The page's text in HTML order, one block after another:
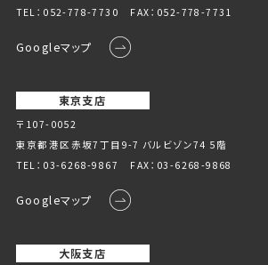
TEL： 052-778-7730 FAX：052-778-7731
Googleマップ
東京支店
〒107-0052
東京都港区赤坂7丁目9-7 バルビゾン74 5階
TEL： 03-6268-9867 FAX：03-6268-9868
Googleマップ
大阪支店